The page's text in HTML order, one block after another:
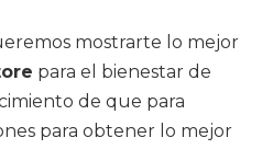
mostrarte lo mejor
para el bienestar de
de que para
para obtener lo mejor